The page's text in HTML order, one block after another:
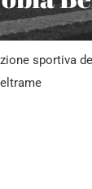
sportiva